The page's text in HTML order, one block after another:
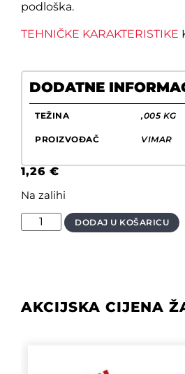
podloška.
TEHNIČKE KARAKTERISTIKE
DODATNE
TEŽINA ,005 KG
PROIZVOĐAČ VIMAR
1,26 €
Na zalihi
DODAJ U KOŠARICU
AKCIJSKA CIJENA